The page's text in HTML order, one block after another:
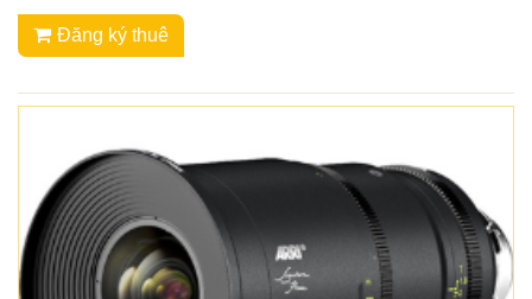
Đăng ký thuê